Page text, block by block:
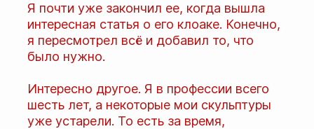
Я почти уже закончил ее, когда вышла
интересная статья о его клоаке. Конечно,
я пересмотрел всё и добавил то, что
было нужно.
Интересно другое. Я в профессии всего
шесть лет, а некоторые мои скульптуры
уже устарели. То есть за время,